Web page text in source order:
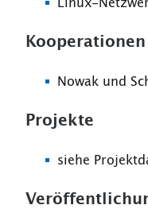
Linux-
Kooperationen
Nowak und
Projekte
siehe